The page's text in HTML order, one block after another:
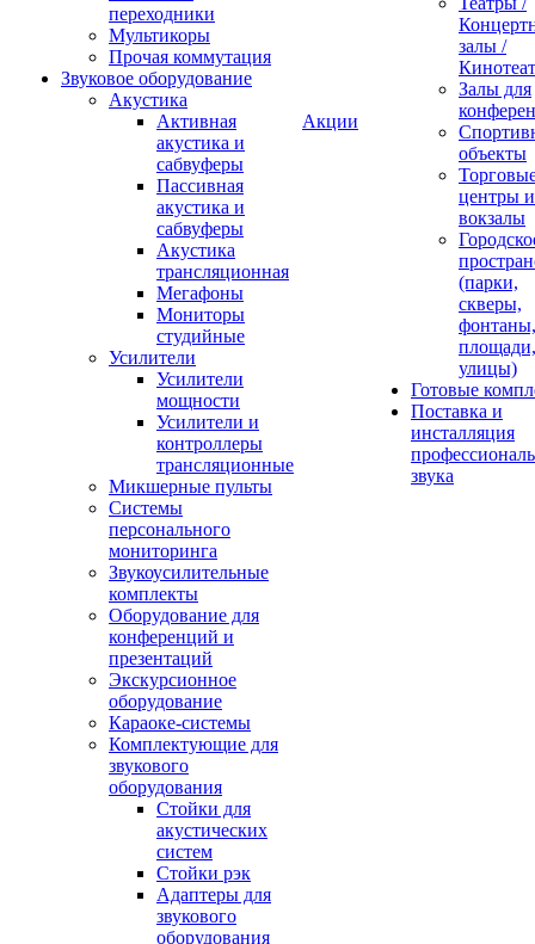
переходники
Мультикоры
Прочая коммутация
Звуковое оборудование
Акустика
Активная
акустика и
сабвуферы
Пассивная
акустика и
сабвуферы
Акустика
трансляционная
Мегафоны
Мониторы
студийные
Усилители
Усилители
мощности
Усилители и
контроллеры
трансляционные
Микшерные пульты
Системы
персонального
мониторинга
Звукоусилительные
комплекты
Оборудование для
конференций и
презентаций
Экскурсионное
оборудование
Караоке-системы
Комплектующие для
звукового
оборудования
Стойки для
акустических
систем
Стойки рэк
Адаптеры для
звукового
оборудования
Акции
залы /
Залы для
объекты
центры и
вокзалы
(парки,
скверы,
фонтаны,
площади,
улицы)
Готовые
Поставка и
инсталляция
звука